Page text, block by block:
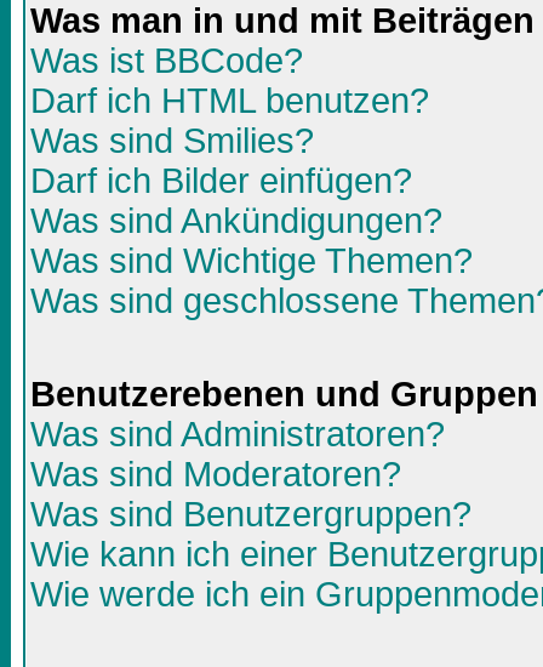
Was man in und mit
Was ist BBCode?
Darf ich HTML benutzen?
Was sind Smilies?
Darf ich Bilder einfügen?
Was sind Ankündigungen?
Was sind Wichtige Themen?
Was sind geschlossene
Benutzerebenen und Gruppen
Was sind Administratoren?
Was sind Moderatoren?
Was sind Benutzergruppen?
Wie kann ich einer
Wie werde ich ein